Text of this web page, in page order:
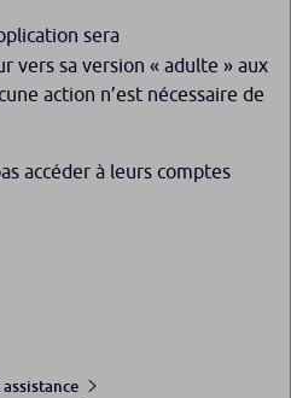
sera
vers sa version « adulte » aux
action n’est nécessaire de
accéder à leurs comptes